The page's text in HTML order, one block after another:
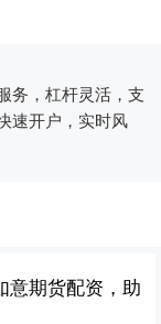
务，杠杆灵活，支
速开户，实时风
意期货配资，助